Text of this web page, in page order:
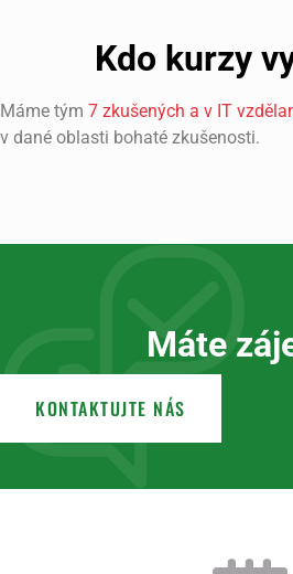
Kdo kurzy
Máme tým 7 zkušených a v IT
v dané oblasti bohaté zkušenosti.
Máte
KONTAKTUJTE NÁS